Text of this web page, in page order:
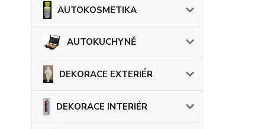
AUTOKOSMETIKA
AUTOKUCHYNĚ
DEKORACE EXTERIÉR
DEKORACE INTERIÉR